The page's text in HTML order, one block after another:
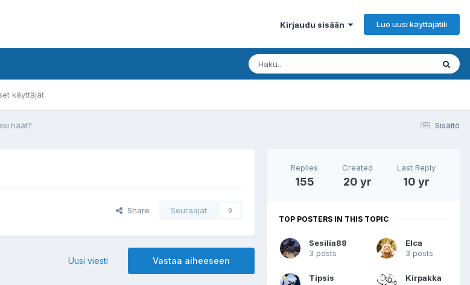
Kirjaudu sisään Luo uusi käyttäjätili
käyttäjät
Sisältö
häät?
Share Seuraajat 0
Vastaa aiheeseen
Uusi viesti
Replies
155
Created
20 yr
Last Reply
10 yr
TOP POSTERS IN THIS TOPIC
Sesilia88
3 posts
Elca
3 posts
Tipsis
Kirpakka